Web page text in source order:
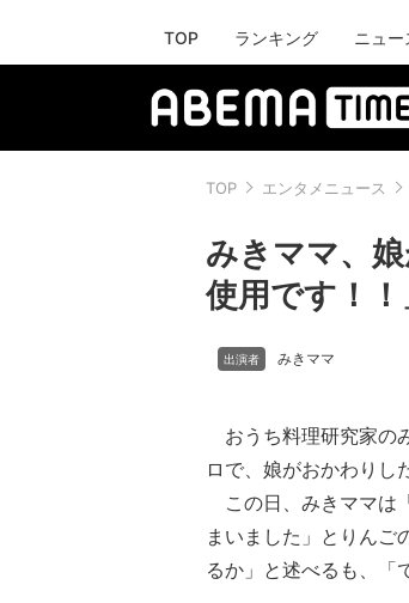
TOP ランキング ニュー
TOP エンタメニュース
みきママ、
使用です！！
みきママ
おうち料理研究家の
ロで、娘がおかわりし
この日、みきママは
まいました」とりんご
るか」と述べるも、「